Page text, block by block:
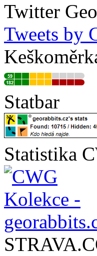
Twitter
Tweets by
Statbar
Statistika